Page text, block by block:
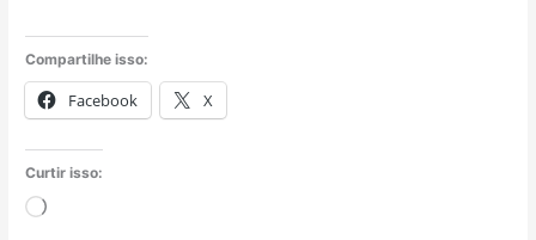
Compartilhe isso:
Facebook X
Curtir isso:
Carregando...